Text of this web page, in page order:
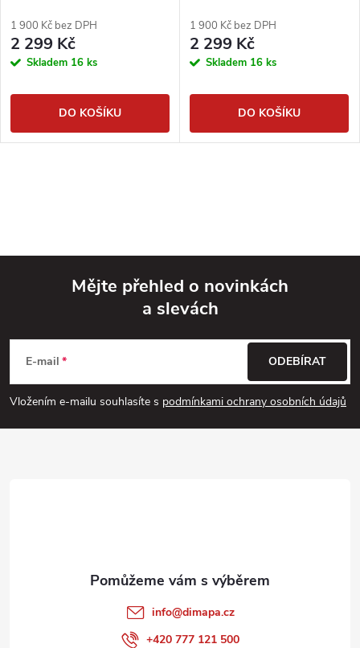
1 900 Kč bez DPH
2 299 Kč
Skladem 16 ks
DO KOŠÍKU
1 900 Kč bez DPH
2 299 Kč
Skladem 16 ks
DO KOŠÍKU
p
a
Mějte přehled o novinkách
a slevách
E-mail
Vložením e-mailu souhlasíte s podmínkami ochrany osobních údajů
ODEBÍRAT
info@dimapa.cz
+420 777 121 500